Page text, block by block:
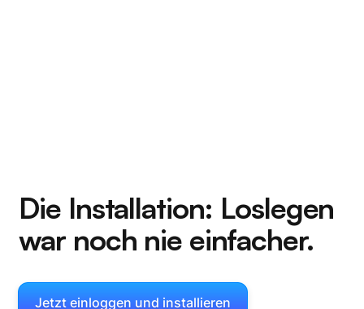
Die Installation: Loslegen
war noch nie einfacher.
Jetzt einloggen und installieren